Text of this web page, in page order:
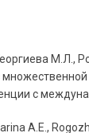
М.Л.,
с
A.E.,